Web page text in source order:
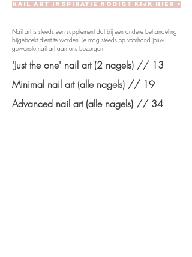
Nail art inspiratie nodig? Kijk hier >
Nail art is steeds een supplement dat bij een andere behandeling
bijgeboekt dient te worden. Je mag steeds op voorhand jouw
gewenste nail art aan ons bezorgen.
'Just the one' nail art (2 nagels) // 13
Minimal nail art (alle nagels) // 19
Advanced nail art (alle nagels) // 34